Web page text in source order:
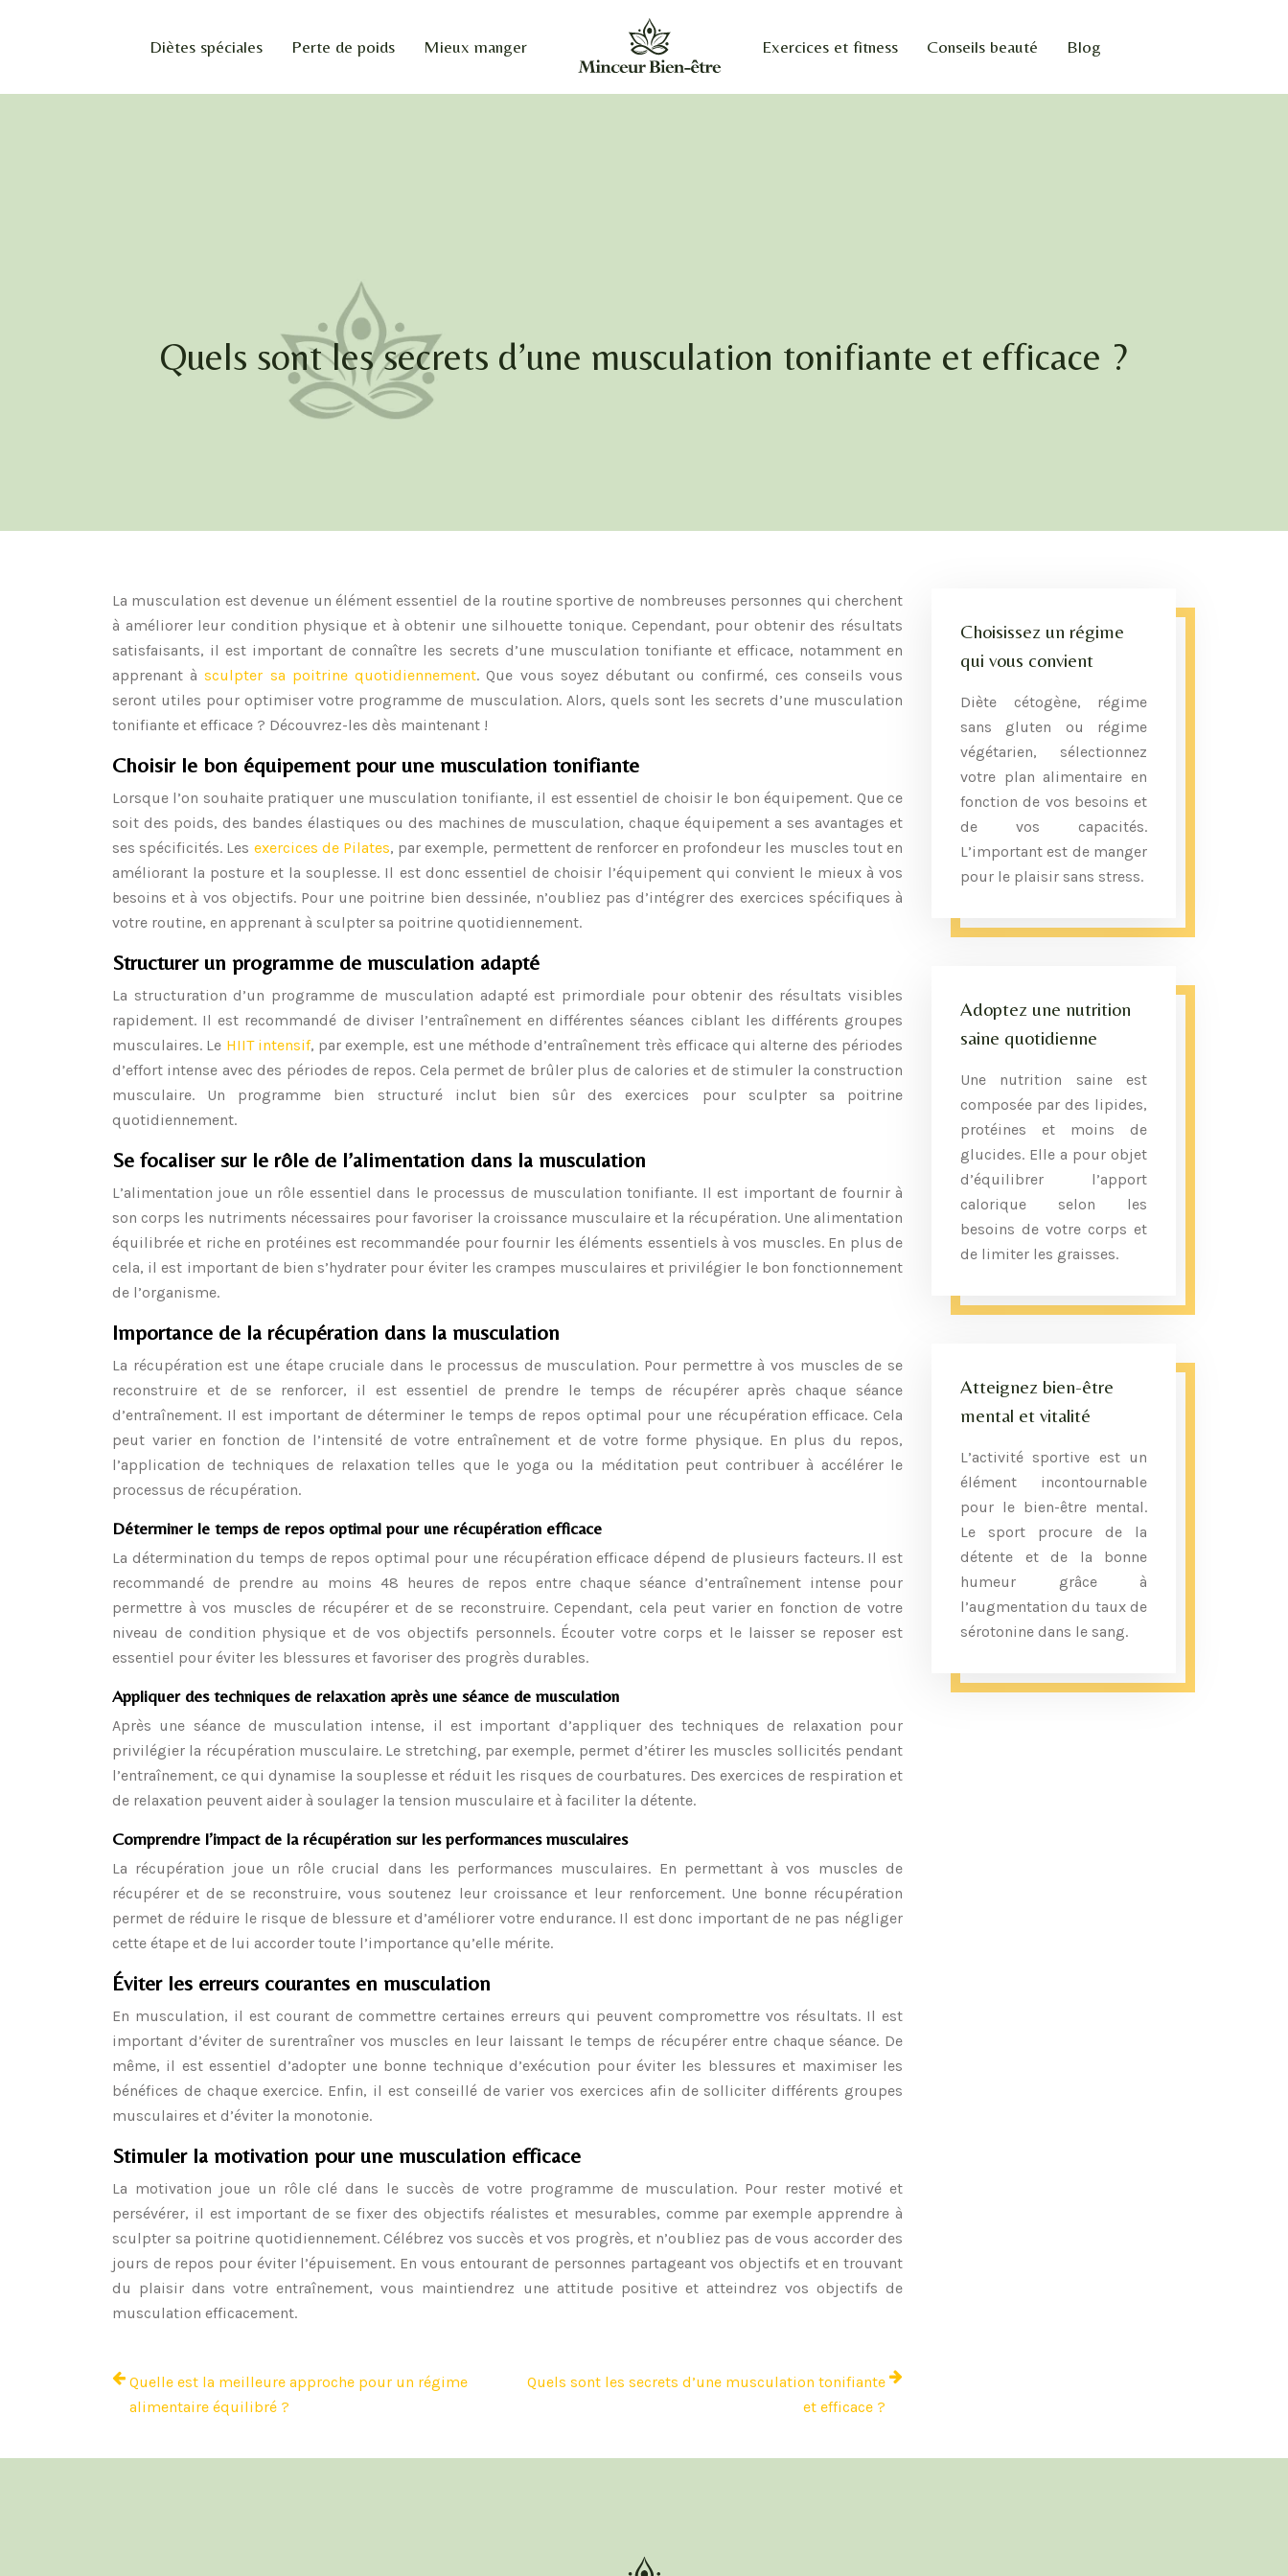
Mieux manger
Perte de poids
Diètes spéciales Exercices et fitness Conseils beauté Blog
Quels sont les secrets d’une musculation tonifiante et efficace ?
La musculation est devenue un élément essentiel de la routine sportive de nombreuses personnes qui cherchent
à améliorer leur condition physique et à obtenir une silhouette tonique. Cependant, pour obtenir des résultats
satisfaisants, il est important de connaître les secrets d’une musculation tonifiante et efficace, notamment en
apprenant àsculpter sa poitrine quotidiennement. Que vous soyez débutant ou confirmé, ces conseils vous
seront utiles pour optimiser votre programme de musculation. Alors, quels sont les secrets d’une musculation
tonifiante et efficace ? Découvrez-les dès maintenant !
Choisir le bon équipement pour une musculation tonifiante
Lorsque l’on souhaite pratiquer une musculation tonifiante, il est essentiel de choisir le bon équipement. Que ce
soit des poids, des bandes élastiques ou des machines de musculation, chaque équipement a ses avantages et
ses spécificités. Les exercices de Pilates, par exemple, permettent de renforcer en profondeur les muscles tout en
améliorant la posture et la souplesse. Il est donc essentiel de choisir l’équipement qui convient le mieux à vos
besoins et à vos objectifs. Pour une poitrine bien dessinée, n’oubliez pas d’intégrer des exercices spécifiques à
votre routine, en apprenant à sculpter sa poitrine quotidiennement.
Structurer un programme de musculation adapté
La structuration d’un programme de musculation adapté est primordiale pour obtenir des résultats visibles
rapidement. Il est recommandé de diviser l’entraînement en différentes séances ciblant les différents groupes
musculaires. Le HIIT intensif, par exemple, est une méthode d’entraînement très efficace qui alterne des périodes
d’effort intense avec des périodes de repos. Cela permet de brûler plus de calories et de stimuler la construction
musculaire. Un programme bien structuré inclut bien sûr des exercices pour sculpter sa poitrine
quotidiennement.
Se focaliser sur le rôle de l’alimentation dans la musculation
L’alimentation joue un rôle essentiel dans le processus de musculation tonifiante. Il est important de fournir à
son corps les nutriments nécessaires pour favoriser la croissance musculaire et la récupération. Une alimentation
équilibrée et riche en protéines est recommandée pour fournir les éléments essentiels à vos muscles. En plus de
cela, il est important de bien s’hydrater pour éviter les crampes musculaires et privilégier le bon fonctionnement
de l’organisme.
Importance de la récupération dans la musculation
La récupération est une étape cruciale dans le processus de musculation. Pour permettre à vos muscles de se
reconstruire et de se renforcer, il est essentiel de prendre le temps de récupérer après chaque séance
d’entraînement. Il est important de déterminer le temps de repos optimal pour une récupération efficace. Cela
peut varier en fonction de l’intensité de votre entraînement et de votre forme physique. En plus du repos,
l’application de techniques de relaxation telles que le yoga ou la méditation peut contribuer à accélérer le
processus de récupération.
Déterminer le temps de repos optimal pour une récupération efficace
La détermination du temps de repos optimal pour une récupération efficace dépend de plusieurs facteurs. Il est
recommandé de prendre au moins 48 heures de repos entre chaque séance d’entraînement intense pour
permettre à vos muscles de récupérer et de se reconstruire. Cependant, cela peut varier en fonction de votre
niveau de condition physique et de vos objectifs personnels. Écouter votre corps et le laisser se reposer est
essentiel pour éviter les blessures et favoriser des progrès durables.
Appliquer des techniques de relaxation après une séance de musculation
Après une séance de musculation intense, il est important d’appliquer des techniques de relaxation pour
privilégier la récupération musculaire. Le stretching, par exemple, permet d’étirer les muscles sollicités pendant
l’entraînement, ce qui dynamise la souplesse et réduit les risques de courbatures. Des exercices de respiration et
de relaxation peuvent aider à soulager la tension musculaire et à faciliter la détente.
Comprendre l’impact de la récupération sur les performances musculaires
La récupération joue un rôle crucial dans les performances musculaires. En permettant à vos muscles de
récupérer et de se reconstruire, vous soutenez leur croissance et leur renforcement. Une bonne récupération
permet de réduire le risque de blessure et d’améliorer votre endurance. Il est donc important de ne pas négliger
cette étape et de lui accorder toute l’importance qu’elle mérite.
Éviter les erreurs courantes en musculation
En musculation, il est courant de commettre certaines erreurs qui peuvent compromettre vos résultats. Il est
important d’éviter de surentraîner vos muscles en leur laissant le temps de récupérer entre chaque séance. De
même, il est essentiel d’adopter une bonne technique d’exécution pour éviter les blessures et maximiser les
bénéfices de chaque exercice. Enfin, il est conseillé de varier vos exercices afin de solliciter différents groupes
musculaires et d’éviter la monotonie.
Stimuler la motivation pour une musculation efficace
La motivation joue un rôle clé dans le succès de votre programme de musculation. Pour rester motivé et
persévérer, il est important de se fixer des objectifs réalistes et mesurables, comme par exemple apprendre à
sculpter sa poitrine quotidiennement. Célébrez vos succès et vos progrès, et n’oubliez pas de vous accorder des
jours de repos pour éviter l’épuisement. En vous entourant de personnes partageant vos objectifs et en trouvant
du plaisir dans votre entraînement, vous maintiendrez une attitude positive et atteindrez vos objectifs de
musculation efficacement.
Quelle est la meilleure approche pour un régime
alimentaire équilibré ?
Quels sont les secrets d’une musculation tonifiante
et efficace ?
Choisissez un régime
qui vous convient
Diète cétogène, régime
sans gluten ou régime
végétarien, sélectionnez
votre plan alimentaire en
fonction de vos besoins et
de vos capacités.
L’important est de manger
pour le plaisir sans stress.
Adoptez une nutrition
saine quotidienne
Une nutrition saine est
composée par des lipides,
protéines et moins de
glucides. Elle a pour objet
d’équilibrer l’apport
calorique selon les
besoins de votre corps et
de limiter les graisses.
Atteignez bien-être
mental et vitalité
L’activité sportive est un
élément incontournable
pour le bien-être mental.
Le sport procure de la
détente et de la bonne
humeur grâce à
l’augmentation du taux de
sérotonine dans le sang.